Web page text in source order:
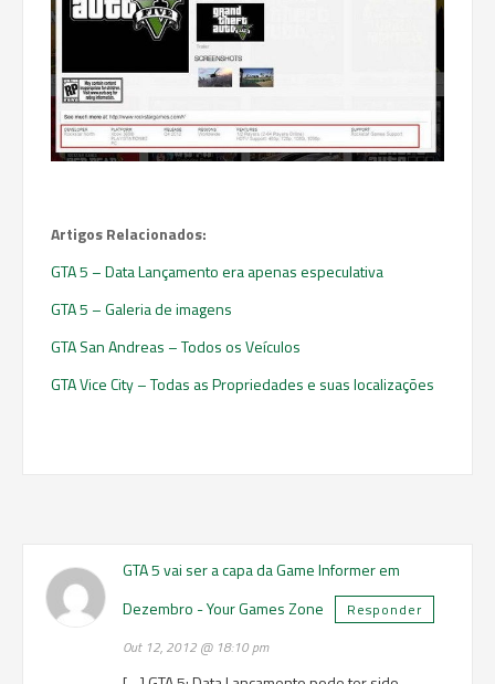
Artigos Relacionados:
GTA 5 – Data Lançamento era apenas especulativa
GTA 5 – Galeria de imagens
GTA San Andreas – Todos os Veículos
GTA Vice City – Todas as Propriedades e suas localizações
GTA 5 vai ser a capa da Game Informer em
Dezembro - Your Games Zone
Responder
Out 12, 2012 @ 18:10 pm